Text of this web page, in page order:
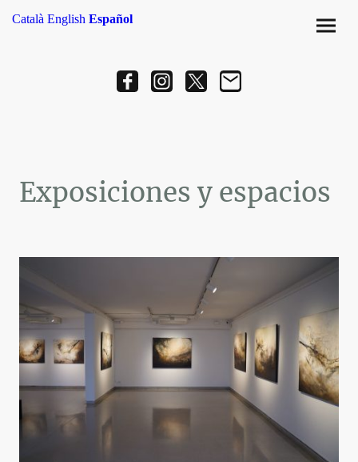
Exposiciones y espacios
Català English Español